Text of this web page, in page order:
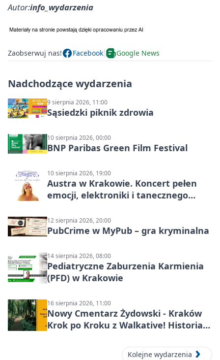
Autor:info_wydarzenia
Zaobserwuj nas! Facebook Google News
Nadchodzące wydarzenia
9 sierpnia 2026, 11:00
Sąsiedzki piknik zdrowia
10 sierpnia 2026, 00:00
BNP Paribas Green Film Festival
10 sierpnia 2026, 19:00
Austra w Krakowie. Koncert pełen
emocji, elektroniki i tanecznego
12 sierpnia 2026, 20:00
PubCrime w MyPub – gra kryminalna
14 sierpnia 2026, 08:00
Pediatryczne Zaburzenia Karmienia
(PFD) w Krakowie
16 sierpnia 2026, 11:00
Nowy Cmentarz Żydowski - Kraków
Krok po Kroku z Walkative! Historia
Kolejne wydarzenia